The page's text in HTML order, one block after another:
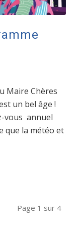
Maire Chères
un bel âge !
vous annuel
que la météo et
Page 1 sur 4